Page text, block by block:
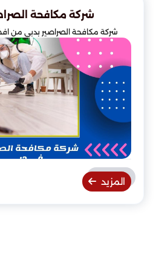
شركة مكافحة
شركة مكافحة الصراصير بدبي من
المزيد